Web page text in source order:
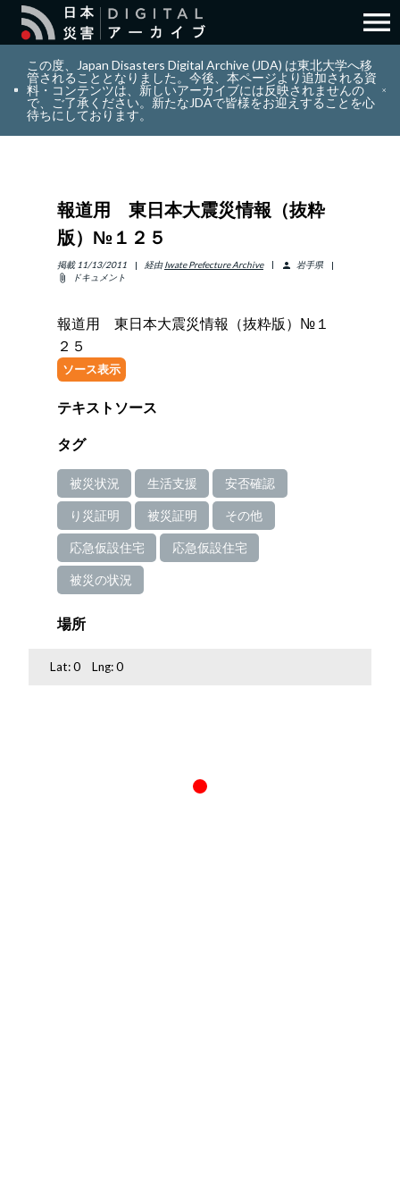
search 検索
layers コレクション
info_outline リソース
アバウト
ENGLISH 日本語
menu
この度、Japan Disasters Digital Archive (JDA) は東北大学へ移
管されることとなりました。今後、本ページより追加される資
料・コンテンツは、新しいアーカイブには反映されませんの
で、ご了承ください。新たなJDAで皆様をお迎えすることを心
待ちにしております。
報道用 東日本大震災情報（抜粋
版）№１２５
掲載 11/13/2011 経由 Iwate Prefecture Archive person
岩手県
attach_file
ドキュメント
報道用 東日本大震災情報（抜粋版）№１
２５
ソース表示
テキストソース
タグ
被災状況 生活支援 安否確認
り災証明 被災証明 その他
応急仮設住宅 応急仮設住宅
被災の状況
場所
Lat:0 Lng:0